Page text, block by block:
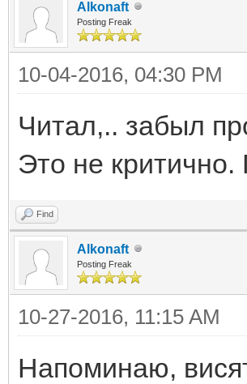
Alkonaft
Posting Freak
10-04-2016, 04:30 PM
Читал,.. забыл
Это не критично.
Find
Alkonaft
Posting Freak
10-27-2016, 11:15 AM
Напоминаю,